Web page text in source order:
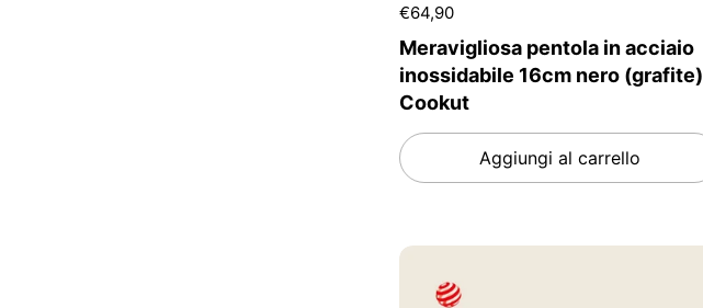
€64,90
Meravigliosa pentola in acciaio
inossidabile 16cm nero (grafite)
Cookut
Aggiungi al carrello